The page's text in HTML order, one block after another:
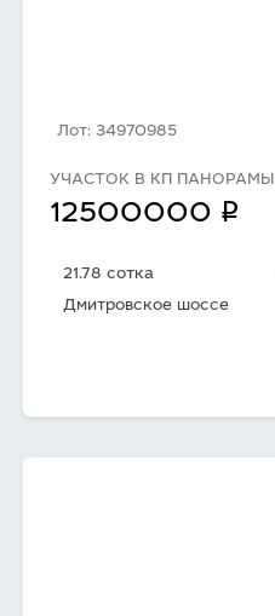
Лот: 34970985
УЧАСТОК В КП ПАНОРАМЫ
12500000 q
21.78 сотка
Дмитровское шоссе